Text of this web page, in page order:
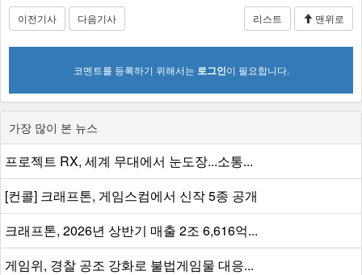
이전기사 다음기사 리스트 맨위로
코멘트를 등록하기 위해서는 로그인이 필요합니다.
가장 많이 본 뉴스
프로젝트 RX, 세계 무대에서 눈도장...소통...
[컨콜] 크래프톤, 게임스컴에서 신작 5종 공개
크래프톤, 2026년 상반기 매출 2조 6,616억...
게임위, 경찰 공조 강화로 불법게임물 대응...